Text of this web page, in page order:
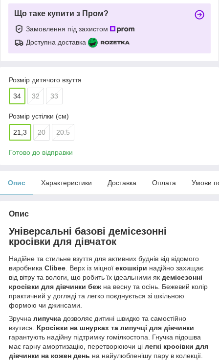
Що таке купити з Пром?
Замовлення під захистом
Доступна доставка
Розмір дитячого взуття
34 32 33
Розмір устілки (см)
21,3 20 20.5
Готово до відправки
Опис Характеристики Доставка Оплата Умови
Опис
Універсальні базові демісезонні
кросівки для дівчаток
Надійне та стильне взуття для активних буднів від відомого
виробника Clibee. Верх із міцної екошкіри надійно захищає
від вітру та вологи, що робить їх ідеальними як демісезонні
кросівки для дівчинки беж на весну та осінь. Бежевий колір
практичний у догляді та легко поєднується зі шкільною
формою чи джинсами.
Зручна липучка дозволяє дитині швидко та самостійно
взутися. Кросівки на шнурках та липучці для дівчинки
гарантують надійну підтримку гомілкостопа. Гнучка підошва
має гарну амортизацію, перетворюючи ці легкі кросівки для
дівчинки на кожен день на найулюбленішу пару в колекції.